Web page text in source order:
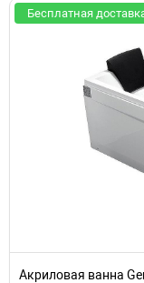
Бесплатная
Акриловая ванна